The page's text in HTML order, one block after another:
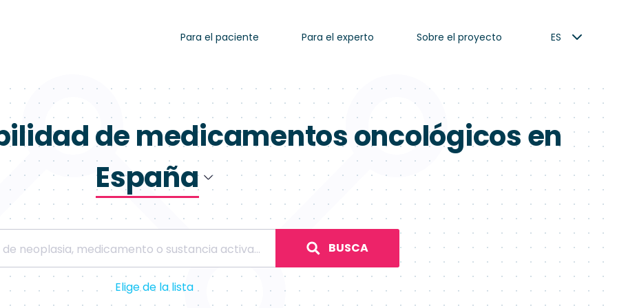
Para el paciente Para el experto Sobre el proyecto ES
de medicamentos oncológicos en
España
Polonia
BUSCA
Elige de la lista